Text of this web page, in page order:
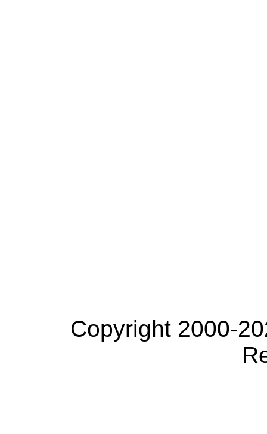
Copyright 2000-